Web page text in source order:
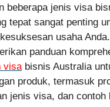
beberapa jenis visa
tepat sangat penting
usaha
panduan
visabisnis Australia
produk, termasuk
jenis visa, dan contoh